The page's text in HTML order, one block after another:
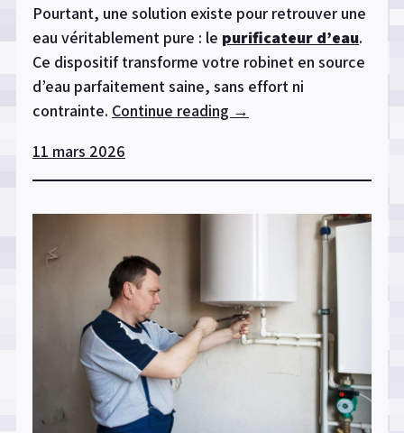
Pourtant, une solution existe pour retrouver une
eau véritablement pure : le purificateur d’eau.
Ce dispositif transforme votre robinet en source
d’eau parfaitement saine, sans effort ni
contrainte. Continue reading « Purificateur
Le
parfaitement
saine
à
→
11 mars 2026